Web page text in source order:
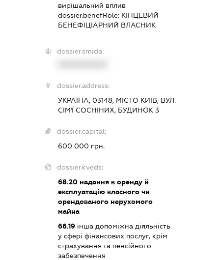
вирішальний вплив
dossier.benefRole: КІНЦЕВИЙ
БЕНЕФІЦІАРНИЙ ВЛАСНИК
dossier.smida:
dossier.address:
УКРАЇНА, 03148, МІСТО КИЇВ, ВУЛ.
СІМ'Ї СОСНІНИХ, БУДИНОК 3
dossier.capital:
600 000 грн.
dossier.kveds:
68.20надання в оренду й
експлуатацію власного чи
орендованого нерухомого
майна
66.19інша допоміжна діяльність
у сфері фінансових послуг, крім
страхування та пенсійного
забезпечення